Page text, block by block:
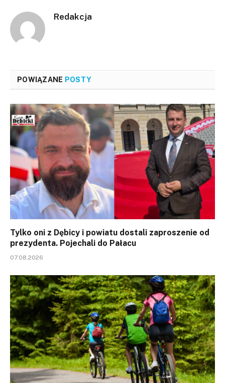
Redakcja
POWIĄZANE POSTY
Tylko oni z Dębicy i powiatu dostali zaproszenie od
prezydenta. Pojechali do Pałacu
07.08.2026